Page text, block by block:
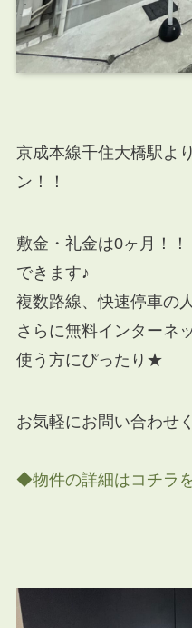
京成本線千住大橋駅よ
ン！！
敷金・礼金は0ヶ月！
できます♪
複数路線、快速停車の
さらに無料インターネ
使う方にぴったり★
お気軽にお問い合わせ
◆物件の詳細はコチラ